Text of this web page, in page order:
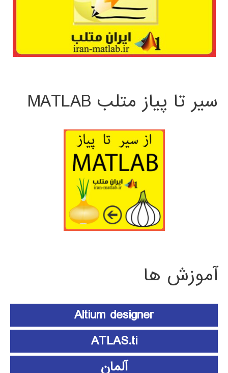
سیر تا پیاز متلب MATLAB
آموزش ها
Altium designer
ATLAS.ti
آلمان